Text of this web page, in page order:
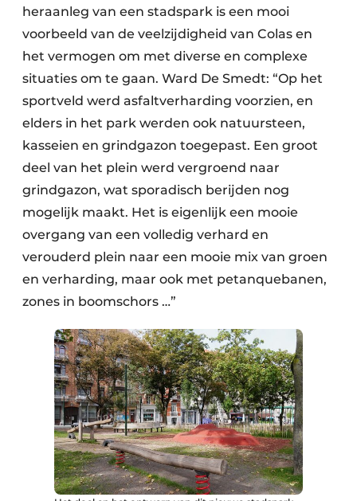
heraanleg van een stadspark is een mooi
voorbeeld van de veelzijdigheid van Colas en
het vermogen om met diverse en complexe
situaties om te gaan. Ward De Smedt: “Op het
sportveld werd asfaltverharding voorzien, en
elders in het park werden ook natuursteen,
kasseien en grindgazon toegepast. Een groot
deel van het plein werd vergroend naar
grindgazon, wat sporadisch berijden nog
mogelijk maakt. Het is eigenlijk een mooie
overgang van een volledig verhard en
verouderd plein naar een mooie mix van groen
en verharding, maar ook met petanquebanen,
zones in boomschors …”